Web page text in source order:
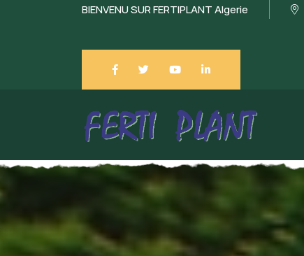
BIENVENU SUR FERTIPLANT Algerie